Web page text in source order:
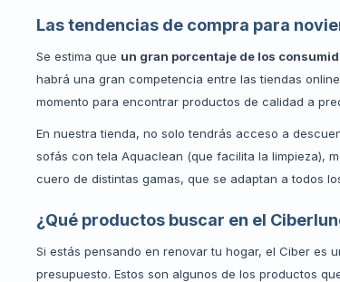
Las tendencias de compra para
Se estima que un gran porcentaje de los
habrá una gran competencia entre las tiendas
momento para encontrar productos de calidad a
En nuestra tienda, no solo tendrás acceso a
sofás con tela Aquaclean (que facilita la limpieza),
cuero de distintas gamas, que se adaptan a todos
¿Qué productos buscar en el
Si estás pensando en renovar tu hogar, el Ciber es
presupuesto. Estos son algunos de los productos